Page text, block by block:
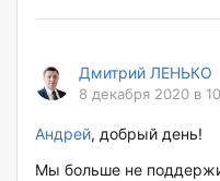
Дмитрий ЛЕНЬКО
8 декабря 2020 в
Андрей, добрый день!
Мы больше не